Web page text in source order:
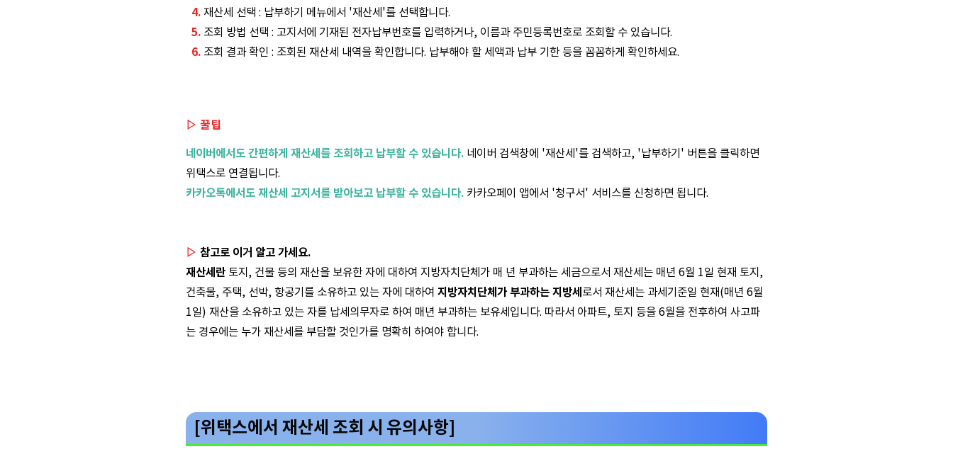
4. 재산세 선택 : 납부하기 메뉴에서 '재산세'를 선택합니다.
5. 조회 방법 선택 : 고지서에 기재된 전자납부번호를 입력하거나, 이름과 주민등록번호로 조회할 수 있습니다.
6. 조회 결과 확인 : 조회된 재산세 내역을 확인합니다. 납부해야 할 세액과 납부 기한 등을 꼼꼼하게 확인하세요.
▷ 꿀팁
네이버에서도 간편하게 재산세를 조회하고 납부할 수 있습니다. 네이버 검색창에 '재산세'를 검색하고, '납부하기' 버튼을 클릭하면
위택스로 연결됩니다.
카카오톡에서도 재산세 고지서를 받아보고 납부할 수 있습니다. 카카오페이 앱에서 '청구서' 서비스를 신청하면 됩니다.
▷ 참고로 이거 알고 가세요.
재산세란 토지, 건물 등의 재산을 보유한 자에 대하여 지방자치단체가 매 년 부과하는 세금으로서 재산세는 매년 6월 1일 현재 토지,
건축물, 주택, 선박, 항공기를 소유하고 있는 자에 대하여 지방자치단체가 부과하는 지방세 로서 재산세는 과세기준일 현재(매년 6월
1일) 재산을 소유하고 있는 자를 납세의무자로 하여 매년 부과하는 보유세입니다. 따라서 아파트, 토지 등을 6월을 전후하여 사고파
는 경우에는 누가 재산세를 부담할 것인가를 명확히 하여야 합니다.
[위택스에서 재산세 조회 시 유의사항]